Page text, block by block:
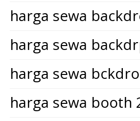
harga sewa
harga sewa
harga sewa
harga sewa booth